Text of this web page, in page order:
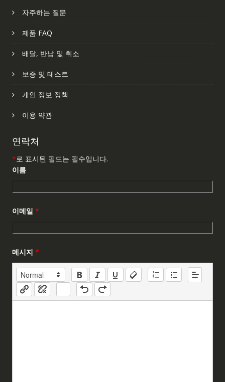
자주하는 질문
제품 FAQ
배달, 반납 및 취소
보증 및 테스트
개인 정보 정책
이용 약관
연락처
*로 표시된 필드는 필수입니다.
이름
이메일 *
메시지 *